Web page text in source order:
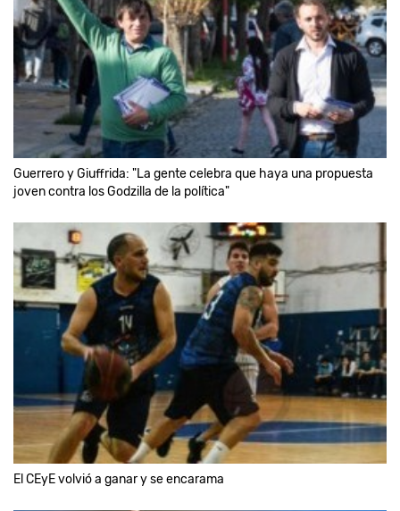
Guerrero y Giuffrida: "La gente celebra que haya una propuesta
joven contra los Godzilla de la política"
El CEyE volvió a ganar y se encarama